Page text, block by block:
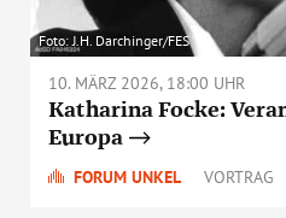
Foto: J.H. Darchinger/FES
10. MÄRZ 2026, 18:00 UHR
Katharina Focke:
Europa
FORUM UNKEL VORTRAG